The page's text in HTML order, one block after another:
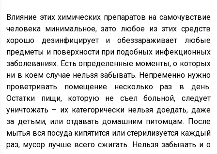
Влияние этих химических препаратов на самочувствие
человека минимальное, зато любое из этих средств
хорошо дезинфицирует и обеззараживает любые
предметы и поверхности при подобных инфекционных
заболеваниях. Есть определенные моменты, о которых
ни в коем случае нельзя забывать. Непременно нужно
проветривать помещение несколько раз в день.
Остатки пищи, которую не съел больной, следует
уничтожать – их категорически нельзя доедать, даже
за детьми, или отдавать домашним питомцам. После
мытья вся посуда кипятится или стерилизуется каждый
раз, мусор лучше всего сжигать. Нельзя забывать и о